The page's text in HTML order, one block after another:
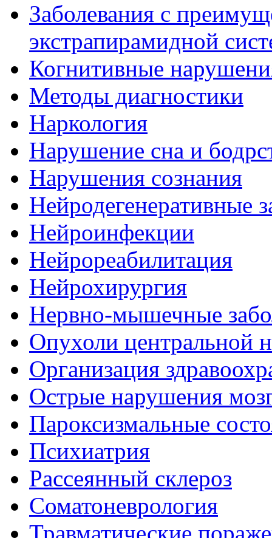
Заболевания с
экстрапирамидной
Когнитивные
Методы диагностики
Наркология
Нарушение сна и
Нарушения сознания
Нейродегенеративные
Нейроинфекции
Нейрореабилитация
Нейрохирургия
Нервно-мышечные
Опухоли центральной
Организация
Острые нарушения
Пароксизмальные
Психиатрия
Рассеянный склероз
Соматоневрология